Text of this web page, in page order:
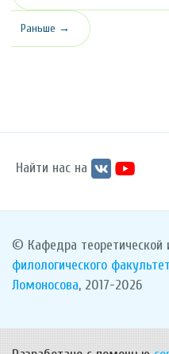
Раньше →
Найти нас на
© Кафедра теоретической
филологического
Ломоносова, 2017-2026